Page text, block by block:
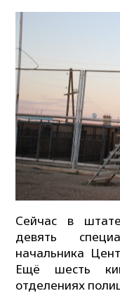
Сейчас в
девять
начальника
Ещё шесть
отделениях